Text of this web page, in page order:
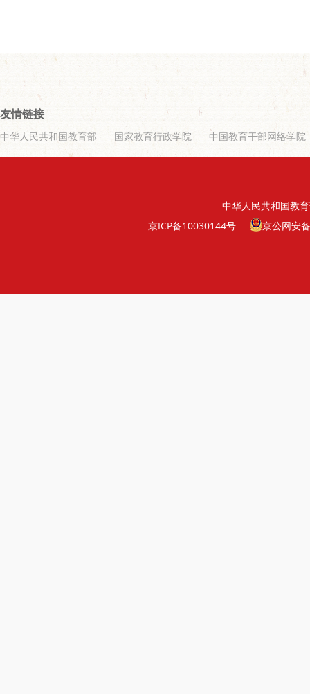
友情链接
中华人民共和国教育部 国家教育行政学院 中国教育干部网络学院
中华人民共和国教
京ICP备10030144号
京公网安